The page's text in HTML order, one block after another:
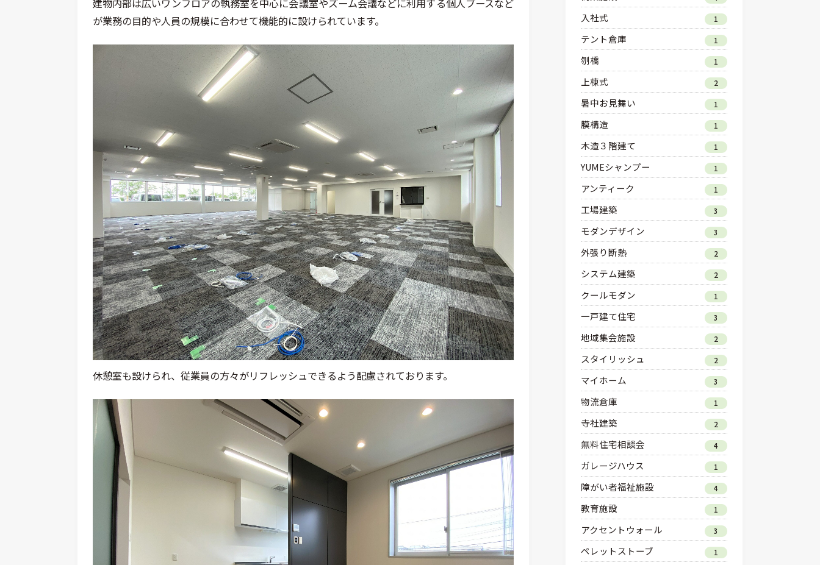
建物内部は広いワンフロアの執務室を中心に会議室やズーム会議などに利用する個人ブースなど
が業務の目的や人員の規模に合わせて機能的に設けられています。
休憩室も設けられ、従業員の方々がリフレッシュできるよう配慮されております。
入社式 1
テント倉庫 1
刎橋 1
上棟式 2
暑中お見舞い 1
膜構造 1
木造３階建て 1
YUMEシャンプー 1
アンティーク 1
工場建築 3
モダンデザイン 3
外張り断熱 2
システム建築 2
クールモダン 1
一戸建て住宅 3
地域集会施設 2
スタイリッシュ 2
マイホーム 3
物流倉庫 1
寺社建築 2
無料住宅相談会 4
ガレージハウス 1
障がい者福祉施設 4
教育施設 1
アクセントウォール 3
ペレットストーブ 1